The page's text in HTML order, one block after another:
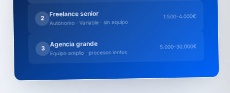
2
Freelance senior
Autónomo · Variable · sin equipo
1.500-4.000€
3
Agencia grande
Equipo amplio · procesos lentos
5.000-30.000€